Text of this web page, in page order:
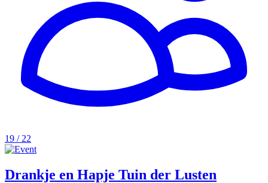
19 / 22
Drankje en Hapje Tuin der Lusten